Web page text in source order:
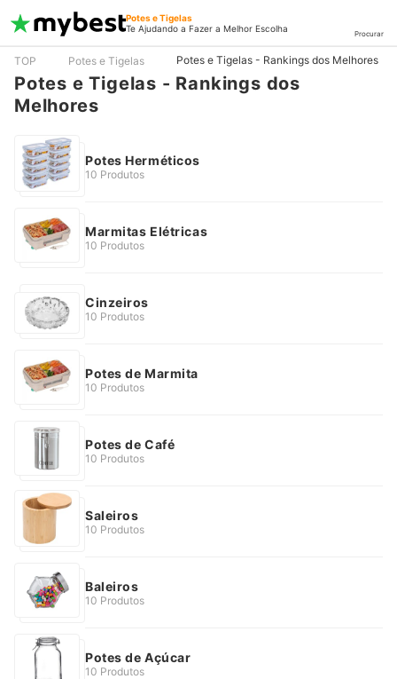
Potes e Tigelas
Te Ajudando a Fazer a Melhor Escolha
Procurar
TOP Potes e Tigelas Potes e Tigelas - Rankings dos Melhores
Potes e Tigelas - Rankings dos
Melhores
Potes Herméticos
10 Produtos
Marmitas Elétricas
10 Produtos
Cinzeiros
10 Produtos
Potes de Marmita
10 Produtos
Potes de Café
10 Produtos
Saleiros
10 Produtos
Baleiros
10 Produtos
Potes de Açúcar
10 Produtos